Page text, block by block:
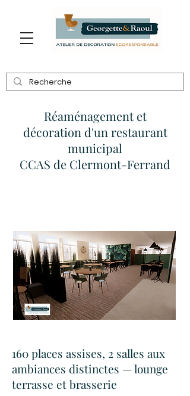
Réaménagement et
décoration d'un restaurant
municipal
CCAS de Clermont-Ferrand
160 places assises, 2 salles aux
ambiances distinctes — lounge
terrasse et brasserie